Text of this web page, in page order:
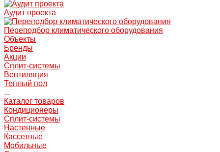
Аудит проекта
Переподбор климатического оборудования
Объекты
Бренды
Акции
Сплит-системы
Вентиляция
Теплый пол
...
Каталог товаров
Кондиционеры
Сплит-системы
Настенные
Кассетные
Мобильные